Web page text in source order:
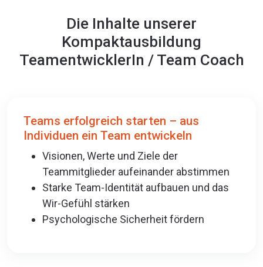
Die Inhalte unserer
Kompaktausbildung
TeamentwicklerIn / Team Coach
Teams erfolgreich starten – aus
Individuen ein Team entwickeln
Visionen, Werte und Ziele der
Teammitglieder aufeinander abstimmen
Starke Team-Identität aufbauen und das
Wir-Gefühl stärken
Psychologische Sicherheit fördern